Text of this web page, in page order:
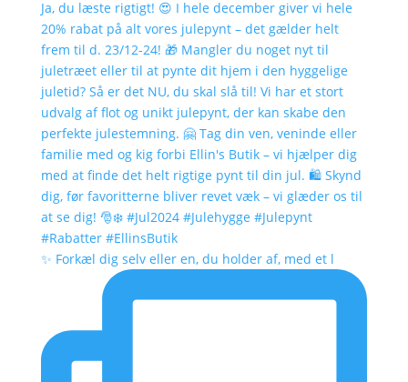
✨ Forkæl dig selv eller en, du holder af, med et l